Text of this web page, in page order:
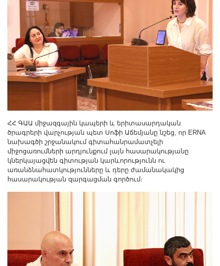
ՀՀ ԳԱԱ միջազգային կապերի և երիտասարդական
ծրագրերի վարչության պետ Սոֆի Աճեմյանը նշեց, որ ERNA
նախագծի շրջանակում գիտահանրամատչելի
միջոցառումների արդյունքում լայն հասարակությանը
կներկայացվեն գիտության կարևորությունն ու
առանձնահատկությունները և դերը ժամանակակից
հասարակության զարգացման գործում։